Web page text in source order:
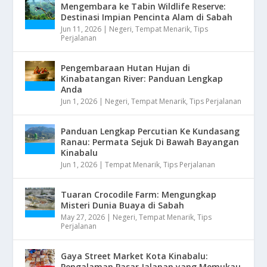
Mengembara ke Tabin Wildlife Reserve:
Destinasi Impian Pencinta Alam di Sabah
Jun 11, 2026 Negeri,Tempat Menarik,Tips
Perjalanan
Pengembaraan Hutan Hujan di
Kinabatangan River: Panduan Lengkap
Anda
Jun 1, 2026 Negeri,Tempat Menarik,Tips Perjalanan
Panduan Lengkap Percutian Ke Kundasang
Ranau: Permata Sejuk Di Bawah Bayangan
Kinabalu
Jun 1, 2026 |Tempat Menarik,Tips Perjalanan
Tuaran Crocodile Farm: Mengungkap
Misteri Dunia Buaya di Sabah
May 27, 2026 Negeri,Tempat Menarik,Tips
Perjalanan
Gaya Street Market Kota Kinabalu: